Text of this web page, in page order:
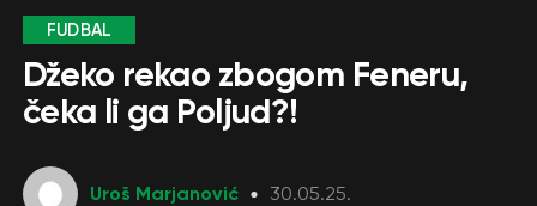
FUDBAL
Džeko rekao zbogom Feneru,
čeka li ga Poljud?!
Uroš Marjanović 30.05.25.